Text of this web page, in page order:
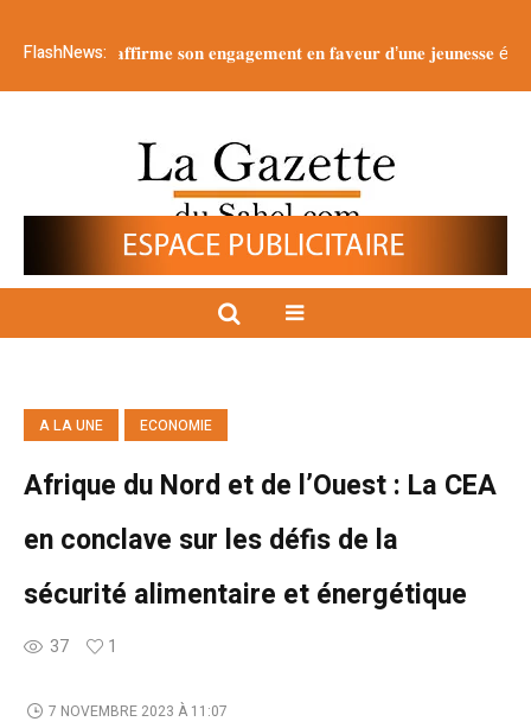
FlashNews:𝐬𝐨𝐧 𝐞𝐧𝐠𝐚𝐠𝐞𝐦𝐞𝐧𝐭 𝐞𝐧 𝐟𝐚𝐯𝐞𝐮𝐫 𝐝’𝐮𝐧𝐞 𝐣𝐞𝐮𝐧𝐞𝐬𝐬𝐞 é𝐩𝐚𝐧𝐨𝐮𝐢𝐞 𝐞𝐭
A LA UNE ECONOMIE
Afrique du Nord et de l’Ouest : La CEA
en conclave sur les défis de la
sécurité alimentaire et énergétique
37 1
7 NOVEMBRE 2023 À 11:07